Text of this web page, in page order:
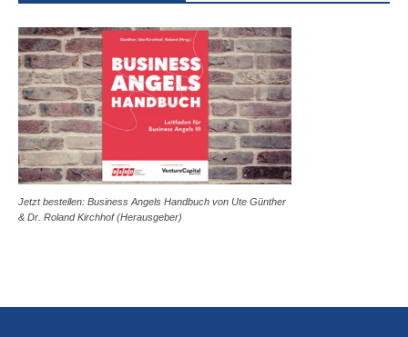
Jetzt bestellen: Business Angels Handbuch von Ute Günther
& Dr. Roland Kirchhof (Herausgeber)